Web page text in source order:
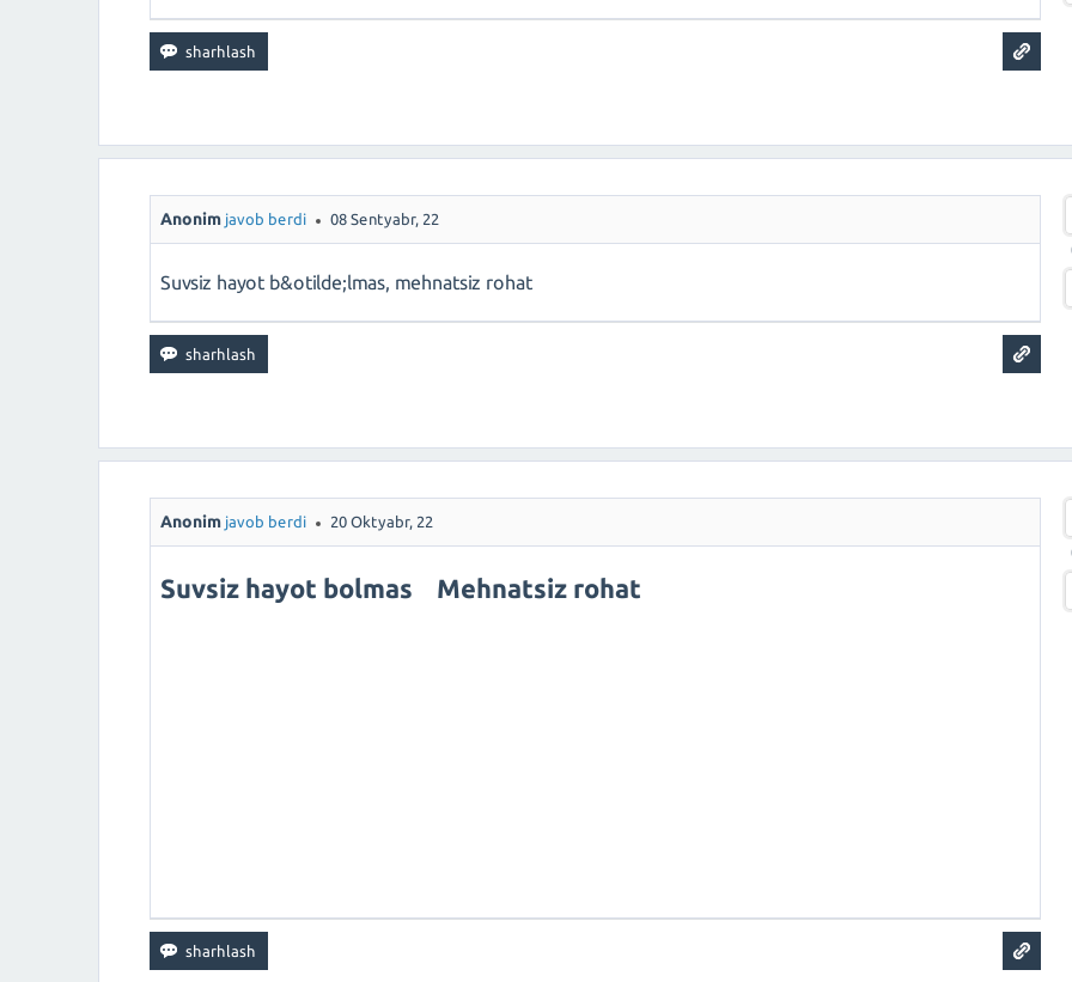
Anonim javob berdi 08 Sentyabr, 22
Suvsiz hayot b&otilde;lmas, mehnatsiz rohat
Anonim javob berdi 20 Oktyabr, 22
Suvsiz hayot bolmas Mehnatsiz rohat